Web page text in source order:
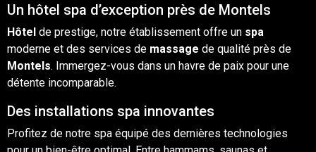
Un hôtel spa d’exception près de Montels
Hôtel de prestige, notre établissement offre un spa
moderne et des services de massage de qualité près de
Montels. Immergez-vous dans un havre de paix pour une
détente incomparable.
Des installations spa innovantes
Profitez de notre spa équipé des dernières technologies